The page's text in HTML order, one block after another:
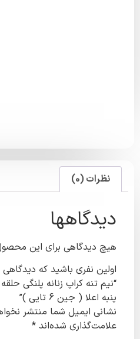
دیدگاهی برای این محصول
نفری باشید که دیدگاهی را
تنه کراپ زنانه پلنگی حلقه ای
اعلا ( جین 6 تایی )”
ایمیل شما منتشر نخواهد شد.
شده‌اند *